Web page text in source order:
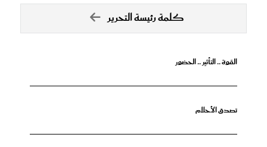
كلمة رئيسة التحرير
القوة .. التأثير .. الحضور
تصدق الأحلام